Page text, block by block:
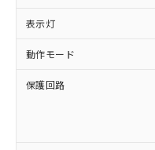
表示灯
動作モード
保護回路※1 対応状況
対応済み：
非含有に対応し